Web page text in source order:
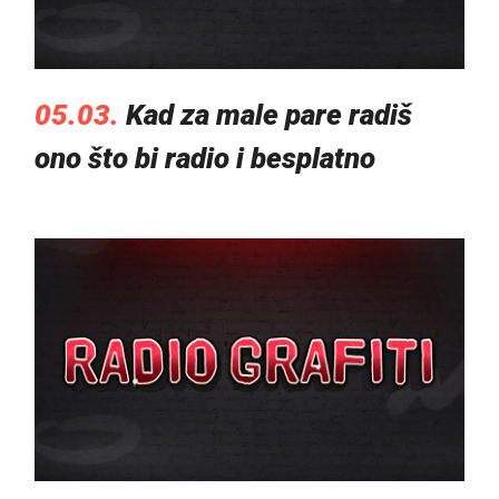
05.03. Kad za male pare radiš
ono što bi radio i besplatno